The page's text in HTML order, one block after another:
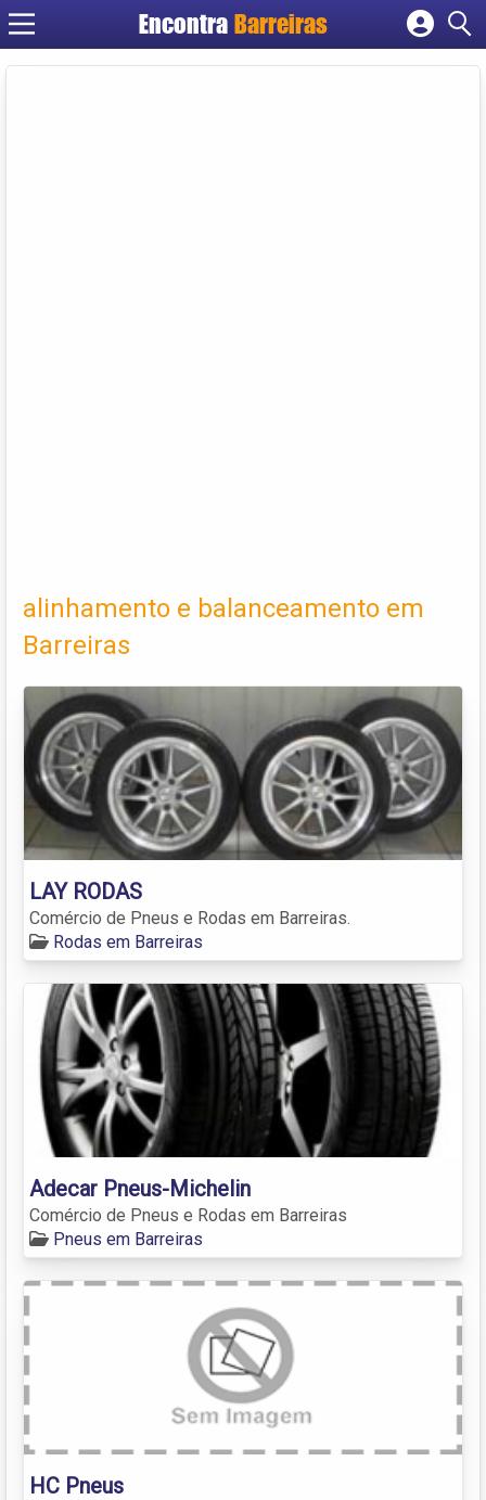
EncontraBarreiras
Cadastrar empresa
alinhamento e balanceamento em
Barreiras
LAY RODAS
Comércio de Pneus e Rodas em Barreiras.
Rodas em Barreiras
Adecar Pneus-Michelin
Comércio de Pneus e Rodas em Barreiras
Pneus em Barreiras
HC Pneus